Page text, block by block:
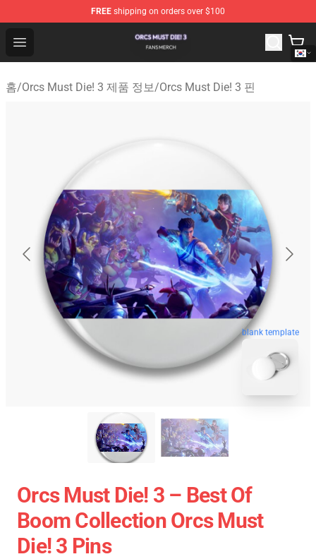
FREE shipping on orders over $100
Open menu
Orcs Must Die! 3 Shop - Official Orcs Must Die! 3
홈/Orcs Must Die! 3 제품 정보/Orcs Must Die! 3 핀
blank template
Orcs Must Die! 3 – Best Of
Boom Collection Orcs Must
Die! 3 Pins